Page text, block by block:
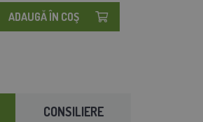
ADAUGĂ ÎN COŞ
CONSILIERE